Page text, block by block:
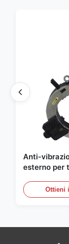
Anti-
esterno per
End
Ottieni